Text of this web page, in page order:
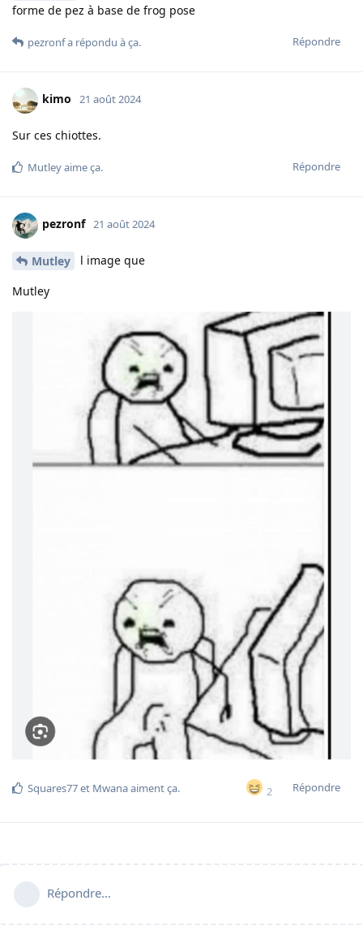
forme de pez à base de frog pose
Répondre
pezronfa répondu à ça.
kimo 21 août 2024
Sur ces chiottes.
Répondre
Mutleyaime ça.
pezronf 21 août 2024
Mutley l image que
Mutley
2 Répondre
Squares77et Mwanaaiment ça.
Répondre…